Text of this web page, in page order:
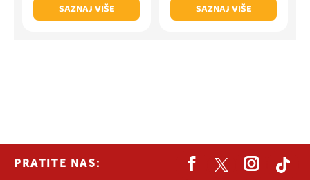
SAZNAJ VIŠE
SAZNAJ VIŠE
PRATITE NAS: